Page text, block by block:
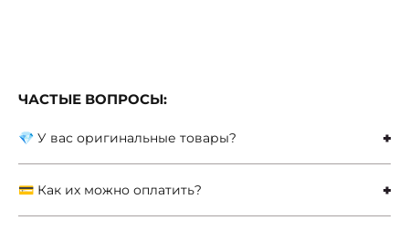
ЧАСТЫЕ ВОПРОСЫ:
💎 У вас оригинальные товары?
💳 Как их можно оплатить?